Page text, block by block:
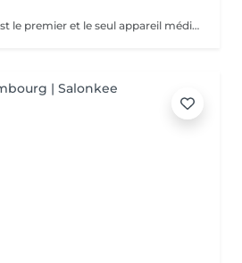
L'appareil VelaShape II est le premier et le seul appareil médical qui a fait ses preuves en remodelage corps. Le VelaShape II est une technologie qui combine le palper-rouler à des radiofréquences et à de la lumière infrarouge. Le palper-rouler « casse » les capitons graisseux et stimule la circulation sanguine et le drainage lymphatique. Quant aux radiofréquences et à la lumière infrarouge, elles agissent dans les couches profondes de la peau, soit l'hypoderme et le derme où l'on retrouve les cellules adipeuses et les fibres de collagène. Les radiofréquences et la lumière infrarouge activent le métabolisme des cellules graisseuses pour en diminuer la grosseur tout en stimulant la contraction et la production des fibres de collagène. L'objectif est de chauffer les graisses afin de récupérer la fermeté et l'aspect lisse de la peau. Un ensemble de 10 séances rapprochées sont nécessaires pour atteindre un résultat optimal. Après cette phase il faut maintenir le résultat obtenu par des séances d'entretien tous les 2 mois. Nous vous proposons une séance de Velashape à partir de 60€ selon la zone à traiter. Contre-indications : porteurs de stimulateur cardiaque ou prothèse métallique, diabétiques, preneurs d'anti- coagulants, enceinte ou allaitante, maladies veineuses, infiltration, tumeur cancéreuse